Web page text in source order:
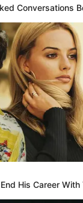
Conversations
His Career